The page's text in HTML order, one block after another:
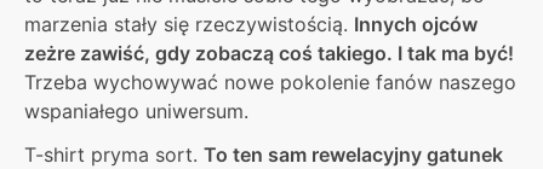
marzenia stały się rzeczywistością. Innych ojców
zeżre zawiść, gdy zobaczą coś takiego. I tak ma być!
Trzeba wychowywać nowe pokolenie fanów naszego
wspaniałego uniwersum.
T-shirt pryma sort. To ten sam rewelacyjny gatunek